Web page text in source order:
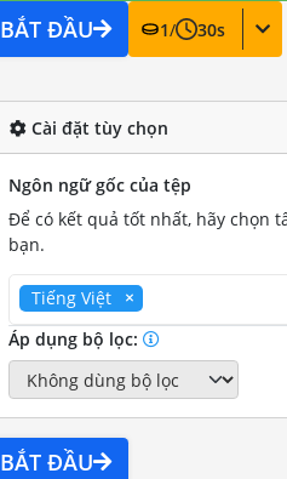
BẮT ĐẦU 1/ 30s
Cài đặt tùy chọn
Ngôn ngữ gốc của tệp
Để có kết quả tốt nhất, hãy chọn
bạn.
Tiếng Việt
Áp dụng bộ lọc:
BẮT ĐẦU